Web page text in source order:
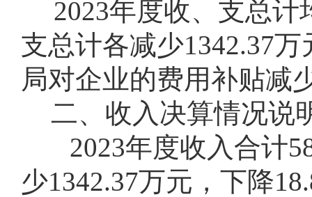
2023年度收、支总计
支总计各减少1342.37
局对企业的费用补贴减
二、收入决算情况说
2023年度收入合计
少1342.37万元，下降